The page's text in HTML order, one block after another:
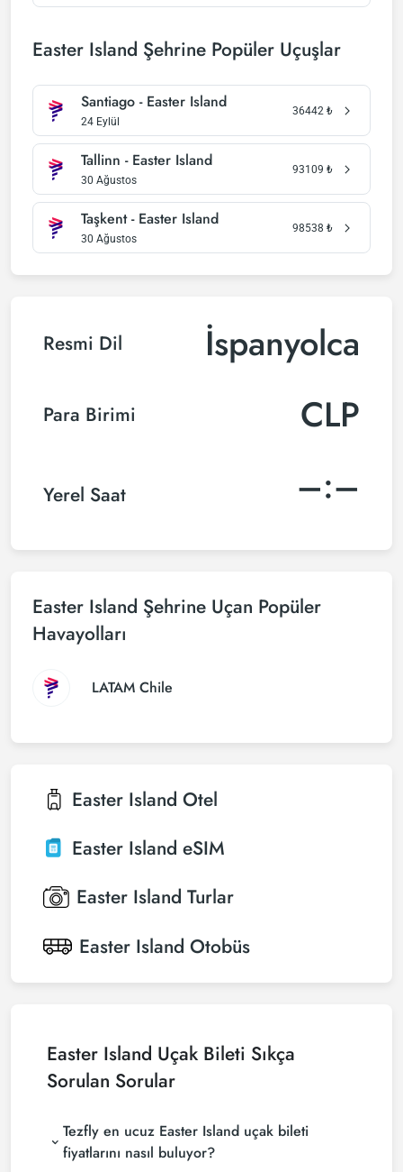
Easter Island Şehrine Popüler Uçuşlar
Santiago - Easter Island
24 Eylül
36442 ₺
Tallinn - Easter Island
30 Ağustos
93109 ₺
Taşkent - Easter Island
30 Ağustos
98538 ₺
Resmi Dil İspanyolca
Para Birimi CLP
Yerel Saat –:–
Easter Island Şehrine Uçan Popüler
Havayolları
LATAM Chile
Easter Island Otel
Easter Island eSIM
Easter Island Turlar
Easter Island Otobüs
Easter Island Uçak Bileti Sıkça
Sorulan Sorular
Tezfly en ucuz Easter Island uçak bileti
fiyatlarını nasıl buluyor?